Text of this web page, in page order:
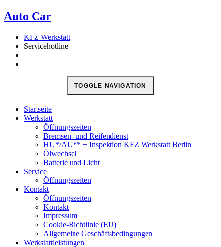
кредиты онлайн
наличными
Auto Car
KFZ Werkstatt
Servicehotline
TOGGLE NAVIGATION
Startseite
Werkstatt
Öffnungszeiten
Bremsen- und Reifendienst
HU*/AU** + Inspektion KFZ Werkstatt Berlin
Ölwechsel
Batterie und Licht
Service
Öffnungszeiten
Kontakt
Öffnungszeiten
Kontakt
Impressum
Cookie-Richtlinie (EU)
Allgemeine Geschäftsbedingungen
Werkstattleistungen